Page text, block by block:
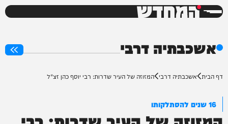
המחדש
אשכבתיה דרבי
דף הבית אשכבתיה דרבי המזוזה של העיר שדרות: רבי יוסף כהן זצ"ל
16 שנים להסתלקותו